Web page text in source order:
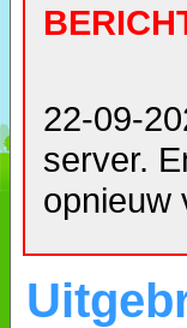
22-09-
server.
opnieuw